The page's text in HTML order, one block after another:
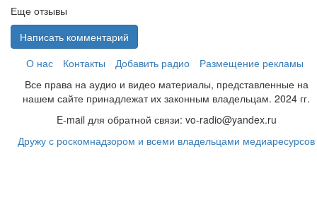
Еще отзывы
Написать комментарий
О нас
Контакты Добавить радио
Размещение рекламы
Все права на аудио и видео материалы, представленные на
нашем сайте принадлежат их законным владельцам. 2024 гг.
E-mail для обратной связи: vo-radio@yandex.ru
Дружу с роскомнадзором и всеми владельцами медиаресурсов